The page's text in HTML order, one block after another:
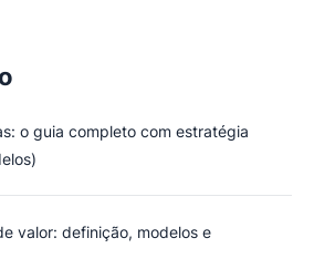
o guia completo com estratégia
valor: definição, modelos e